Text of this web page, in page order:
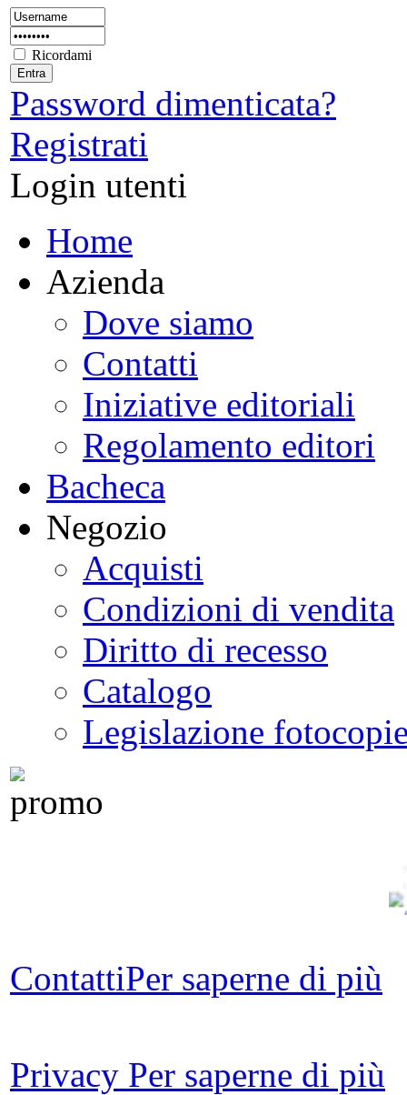
Ricordami
Password dimenticata?
Registrati
Login utenti
Home
Azienda
Dove siamo
Contatti
Iniziative editoriali
Regolamento editori
Bacheca
Negozio
Acquisti
Condizioni di vendita
Diritto di recesso
Catalogo
Legislazione
ContattiPer saperne di più
Privacy Per saperne di più